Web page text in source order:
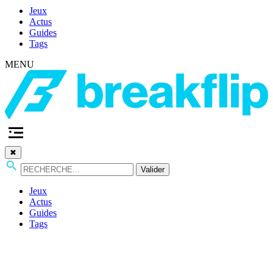
Jeux
Actus
Guides
Tags
MENU
✖
Valider
Jeux
Actus
Guides
Tags